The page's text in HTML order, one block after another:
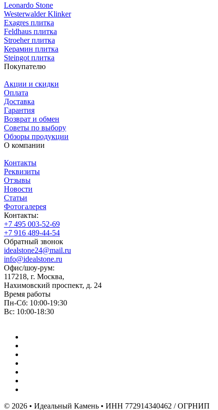
Leonardo Stone
Westerwalder Klinker
Exagres плитка
Feldhaus плитка
Stroeher плитка
Керамин плитка
Steingot плитка
Покупателю
Акции и скидки
Оплата
Доставка
Гарантия
Возврат и обмен
Советы по выбору
Обзоры продукции
О компании
Контакты
Реквизиты
Отзывы
Новости
Статьи
Фотогалерея
Контакты:
+7 495 003-52-69
+7 916 489-44-54
Обратный звонок
idealstone24@mail.ru
info@idealstone.ru
Офис/шоу-рум:
117218, г. Москва,
Нахимовский проспект, д. 24
Время работы
Пн-Сб: 10:00-19:30
Вс: 10:00-18:30
© 2026 • Идеальный Камень • ИНН 772914340462 / ОГРНИП